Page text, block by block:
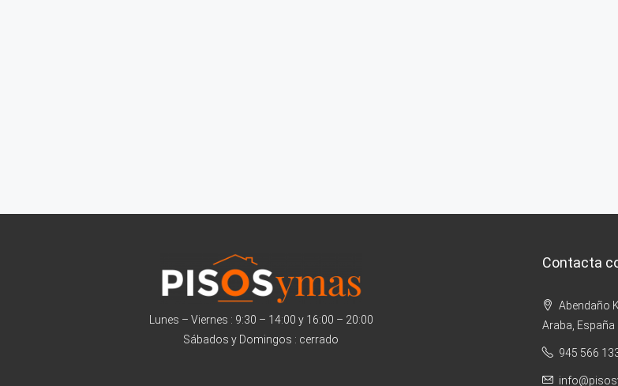
Lunes – Viernes : 9:30 – 14:00 y 16:00 – 20:00
Sábados y Domingos : cerrado
Contacta
Abendaño
Araba, España
945 566